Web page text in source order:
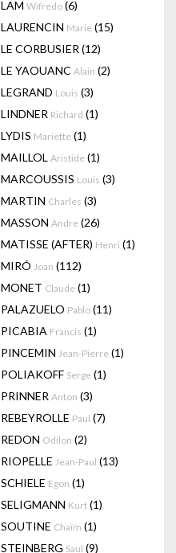
LAM Wifredo (6)
LAURENCIN Marie (15)
LE CORBUSIER (12)
LE YAOUANC Alain (2)
LEGRAND Louis (3)
LINDNER Richard (1)
LYDIS Mariette (1)
MAILLOL Aristide (1)
MARCOUSSIS Louis (3)
MARTIN Charles (3)
MASSON Andre (26)
MATISSE (AFTER) Henri (1)
MIRÓ Joan (112)
MONET Claude (1)
PALAZUELO Pablo (11)
PICABIA Francis (1)
PINCEMIN Jean-Pierre (1)
POLIAKOFF Serge (1)
PRINNER Anton (3)
REBEYROLLE Paul (7)
REDON Odilon (2)
RIOPELLE Jean-Paul (13)
SCHIELE Egon (1)
SELIGMANN Kurt (1)
SOUTINE Chaïm (1)
STEINBERG Saul (9)